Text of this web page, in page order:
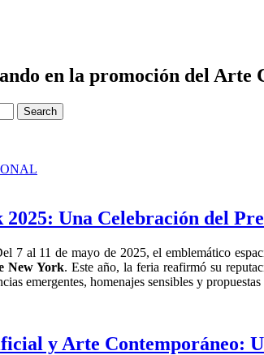
en la promoción del Arte
2025: Una Celebración del
7 al 11 de mayo de 2025, el emblemático
New York. Este año, la feria reafirmó su
emergentes, homenajes sensibles y
y Arte Contemporáneo: